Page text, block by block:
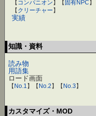
【 コンパニオン 】【 固有NPC 】
【 クリーチャー 】
実績
知識・資料
読み物
用語集
ロード画面
【 No.1 】【 No.2 】【 No.3 】
カスタマイズ・MOD